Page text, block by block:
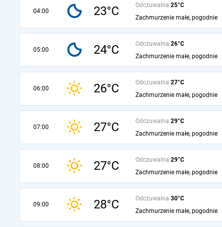
04:00 23°C Odczuwalna 25°C
Zachmurzenie małe, pogodnie
05:00 24°C Odczuwalna 26°C
Zachmurzenie małe, pogodnie
06:00 26°C Odczuwalna 27°C
Zachmurzenie małe, pogodnie
07:00 27°C Odczuwalna 29°C
Zachmurzenie małe, pogodnie
08:00 27°C Odczuwalna 29°C
Zachmurzenie małe, pogodnie
09:00 28°C Odczuwalna 30°C
Zachmurzenie małe, pogodnie